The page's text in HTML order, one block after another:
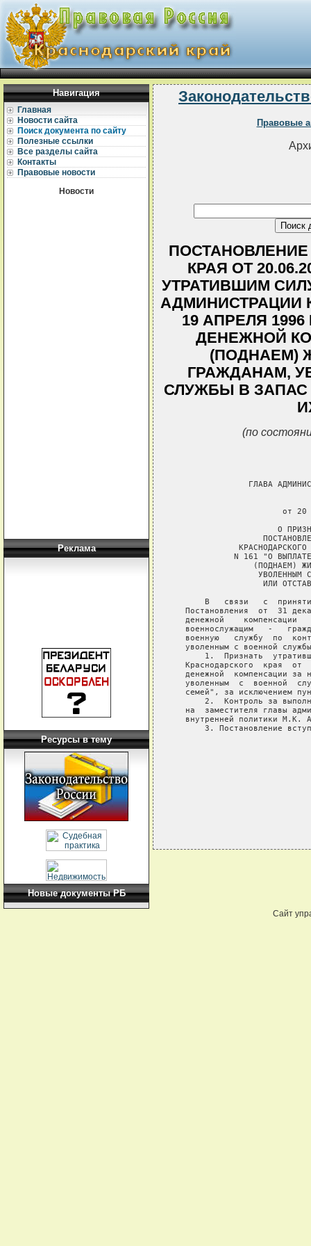
Навигация
Главная
Новости сайта
Поиск документа по сайту
Полезные ссылки
Все разделы сайта
Контакты
Правовые новости
Новости
Реклама
Ресурсы в тему
Новые документы РБ
Правовые
КРАЯ ОТ
УТРАТИВШИМ
АДМИНИСТРАЦИИ
19 АПРЕЛЯ
ДЕНЕЖНОЙ
(ПОДНАЕМ)
ГРАЖДАНАМ,
СЛУЖБЫ В ЗАПАС
(по
ГЛАВА
от 20
О
N 161 "О
(ПОДНАЕМ)
УВОЛЕННЫМ
ИЛИ
В   связи   с
Постановления  от  31
денежной    компенсации
военнослужащим   -
военную   службу  по
уволенным с военной
1.  Признать
Краснодарского  края  от
денежной  компенсации за
уволенным  с  военной
семей", за исключением
2.  Контроль за
на  заместителя главы
внутренней политики М.К.
3. Постановление
Сайт